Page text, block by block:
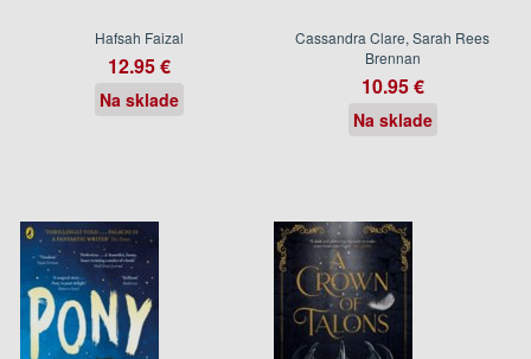
Hafsah Faizal
12.95 €
Na sklade
Cassandra Clare, Sarah Rees
Brennan
10.95 €
Na sklade